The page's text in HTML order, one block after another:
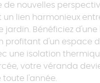
de nouvelles
un lien harmonieux
jardin. Bénéficiez d'une
profitant d'un espace
une isolation
votre véranda
l'année.